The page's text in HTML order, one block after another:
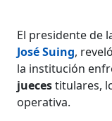
El presidente de
José Suing,
la institución
juecestitulares,
operativa.